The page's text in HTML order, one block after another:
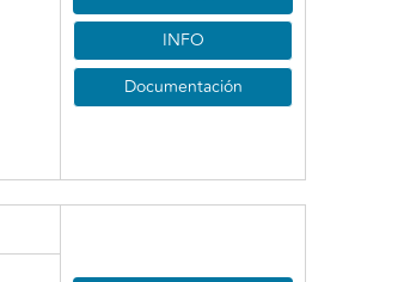
INFO
Documentación